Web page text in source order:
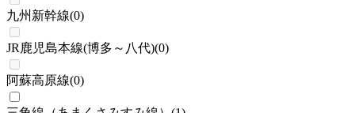
九州新幹線(0)
JR鹿児島本線(博多～八代)(0)
阿蘇高原線(0)